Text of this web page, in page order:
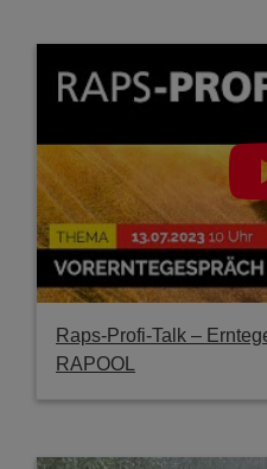
Raps-Profi-Talk –
RAPOOL